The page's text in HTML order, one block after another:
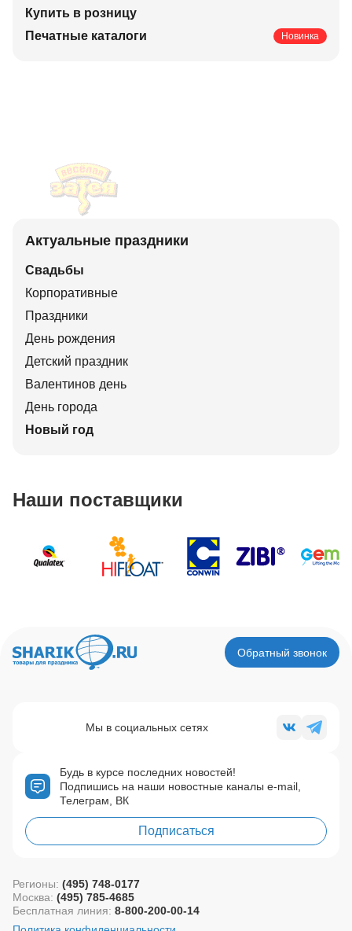
Купить в розницу
Печатные каталоги
Новинка
Актуальные праздники
Свадьбы
Корпоративные
Праздники
День рождения
Детский праздник
Валентинов день
День города
Новый год
Наши поставщики
Обратный звонок
Будь в курсе последних новостей!
Подпишись на наши новостные каналы e-mail,
Телеграм, ВК
Подписаться
Мы в социальных сетях
Регионы: (495) 748-0177
Москва: (495) 785-4685
Бесплатная линия: 8-800-200-00-14